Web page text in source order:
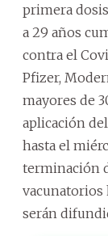
primera
a 29 años
contra el
Pfizer,
mayores de
aplicación
hasta el
terminación
vacunatorios
serán